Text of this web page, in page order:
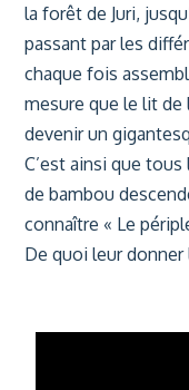
la forêt de Juri,
passant par les
chaque fois
mesure que le lit de
devenir un
C’est ainsi que
de bambou
connaître « Le
De quoi leur donner